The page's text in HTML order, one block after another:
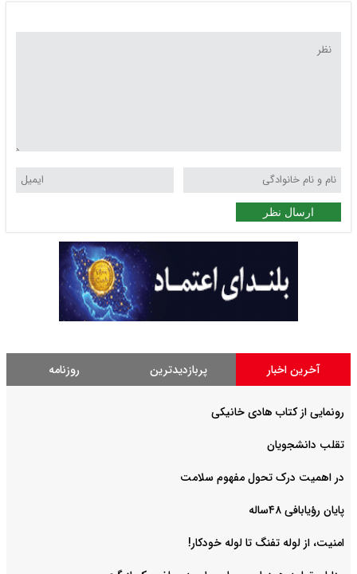
ارسال نظر
آخرین اخبار پربازدیدترین روزنامه
رونمایی از کتاب هادی خانیکی
‌تقلب دانشجویان
در اهمیت درک تحول مفهوم سلامت
پایان رؤیابافی ۴۸ساله
امنیت، از لوله تفنگ تا ‌لوله خودکار!